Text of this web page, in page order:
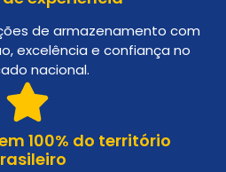
de armazenamento com
excelência e confiança no
nacional.
100% do território